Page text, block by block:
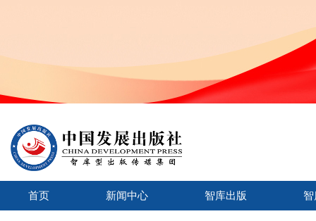
首页 新闻中心 智库出版